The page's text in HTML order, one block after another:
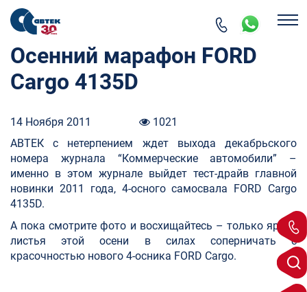
Осенний марафон FORD
Cargo 4135D
14 Ноября 2011
1021
АВТЕК с нетерпением ждет выхода декабрьского
номера журнала “Коммерческие автомобили” –
именно в этом журнале выйдет тест-драйв главной
новинки 2011 года, 4-осного самосвала FORD Cargo
4135D.
А пока смотрите фото и восхищайтесь – только яркие
листья этой осени в силах соперничать с
красочностью нового 4-осника FORD Cargo.